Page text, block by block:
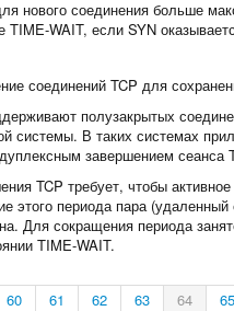
нового соединения больше
TIME-WAIT, если SYN
соединений TCP для
полузакрытых
системы. В таких системах
завершением сеанса
TCP требует, чтобы
этого периода пара
Для сокращения периода
TIME-WAIT.
60 61 62 63 64 65